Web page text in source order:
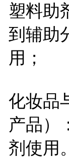
塑料助
到辅助
用；
化妆品
产品）
剂使用。